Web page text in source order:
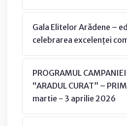
Gala Elitelor Arădene –
celebrarea excelenței
PROGRAMUL
“ARADUL CURAT” –
martie - 3 aprilie 2026